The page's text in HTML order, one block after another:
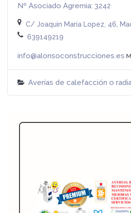
Nº Asociado Agremia: 3242
C/ Joaquin Maria Lopez, 46,
639149219
info@alonsoconstrucciones.es
Averías de calefacción o